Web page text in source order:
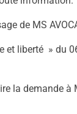
de MS
liberté » du
la demande